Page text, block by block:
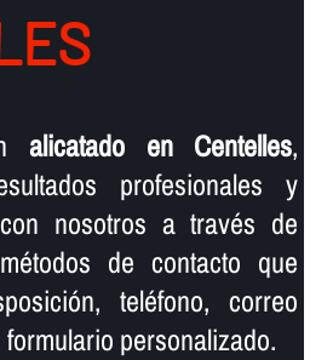
alicatado en Centelles,
profesionales y
nosotros a través de
de contacto que
teléfono, correo
personalizado.